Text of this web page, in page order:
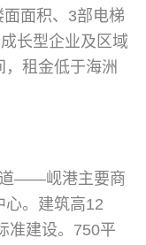
面积、3部电梯
长型企业及区域
租金低于海洲
道——岘港主要商
心。建筑高12
准建设。750平